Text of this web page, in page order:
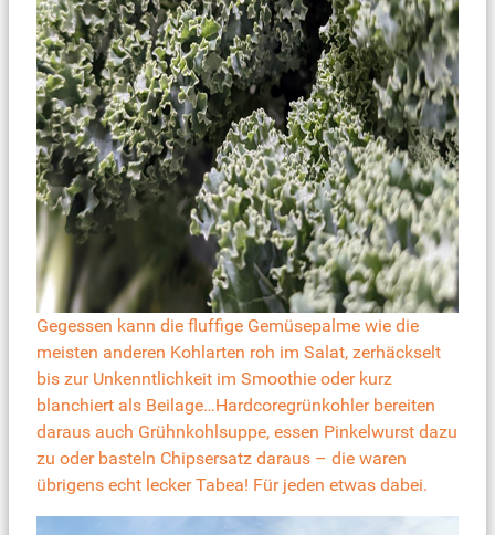
Gegessen kann die fluffige Gemüsepalme wie die
meisten anderen Kohlarten roh im Salat, zerhäckselt
bis zur Unkenntlichkeit im Smoothie oder kurz
blanchiert als Beilage…Hardcoregrünkohler bereiten
daraus auch Grühnkohlsuppe, essen Pinkelwurst dazu
zu oder basteln Chipsersatz daraus – die waren
übrigens echt lecker Tabea! Für jeden etwas dabei.